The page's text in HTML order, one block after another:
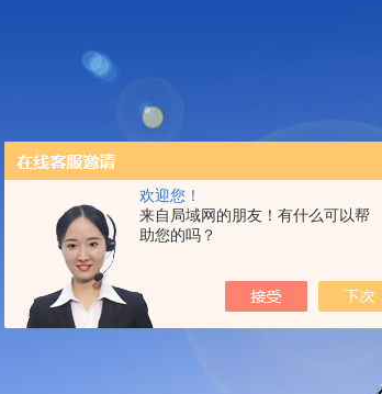
欢迎您！
来自局域网的朋友！有什么可以帮
助您的吗？